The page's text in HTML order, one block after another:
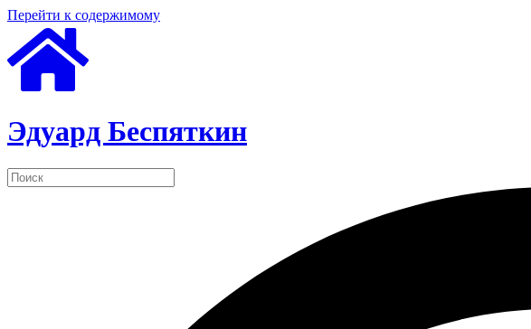
Перейти к содержимому
Эдуард Беспяткин